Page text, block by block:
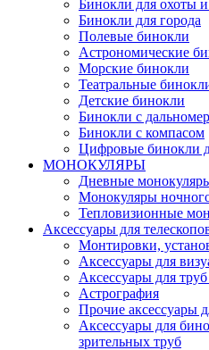
Бинокли для охоты
Бинокли для города
Полевые бинокли
Астрономические
Морские бинокли
Театральные
Детские бинокли
Бинокли с
Бинокли с компасом
Цифровые бинокли
МОНОКУЛЯРЫ
Дневные
Монокуляры
Тепловизионные
Аксессуары для
Монтировки,
Аксессуары для
Аксессуары для труб
Астрография
Прочие аксессуары
Аксессуары для
зрительных труб